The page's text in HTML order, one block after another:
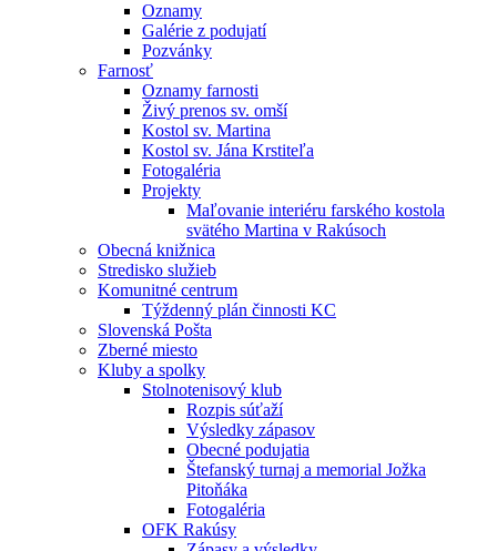
Oznamy
Galérie z podujatí
Pozvánky
Farnosť
Oznamy farnosti
Živý prenos sv. omší
Kostol sv. Martina
Kostol sv. Jána Krstiteľa
Fotogaléria
Projekty
Maľovanie interiéru farského kostola
svätého Martina v Rakúsoch
Obecná knižnica
Stredisko služieb
Komunitné centrum
Týždenný plán činnosti KC
Slovenská Pošta
Zberné miesto
Kluby a spolky
Stolnotenisový klub
Rozpis súťaží
Výsledky zápasov
Obecné podujatia
Štefanský turnaj a memorial Jožka
Pitoňáka
Fotogaléria
OFK Rakúsy